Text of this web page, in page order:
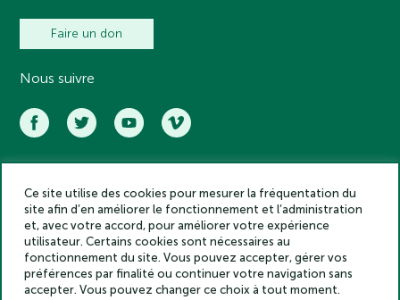
Faire un don
Nous suivre
Académie des inscriptions et belles lettres – Tous droits réservés
2025
Politique de confidentialité
Mentions légales
Crédits
Gestion des cookies
Ce site utilise des cookies pour mesurer la fréquentation du
site afin d’en améliorer le fonctionnement et l’administration
et, avec votre accord, pour améliorer votre expérience
utilisateur. Certains cookies sont nécessaires au
fonctionnement du site. Vous pouvez accepter, gérer vos
préférences par finalité ou continuer votre navigation sans
accepter. Vous pouvez changer ce choix à tout moment.